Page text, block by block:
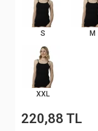
S M
XXL
220,88 TL